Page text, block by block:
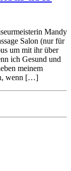
Mandy
Salon (nur für
um mit ihr über
ich Gesund und
meinem
wenn […]